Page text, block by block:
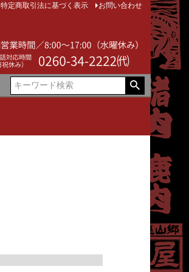
特定商取引法に基づく表示 お問い合わせ